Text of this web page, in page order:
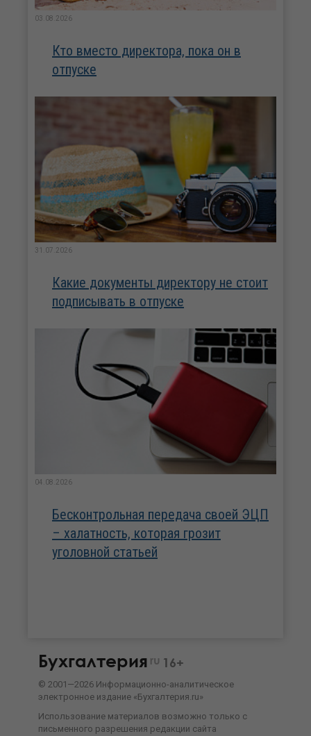
03.08.2026
Кто вместо директора, пока он в
отпуске
31.07.2026
Какие документы директору не стоит
подписывать в отпуске
04.08.2026
Бесконтрольная передача своей ЭЦП
– халатность, которая грозит
уголовной статьей
Бухгалтерия ru 16+
© 2001—2026 Информационно-аналитическое
электронное издание «Бухгалтерия.ru»
Использование материалов возможно только с
письменного разрешения редакции сайта